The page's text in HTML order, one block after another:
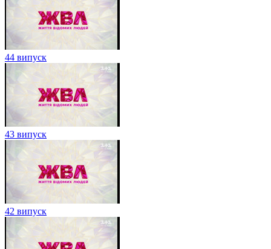
44 випуск
43 випуск
42 випуск